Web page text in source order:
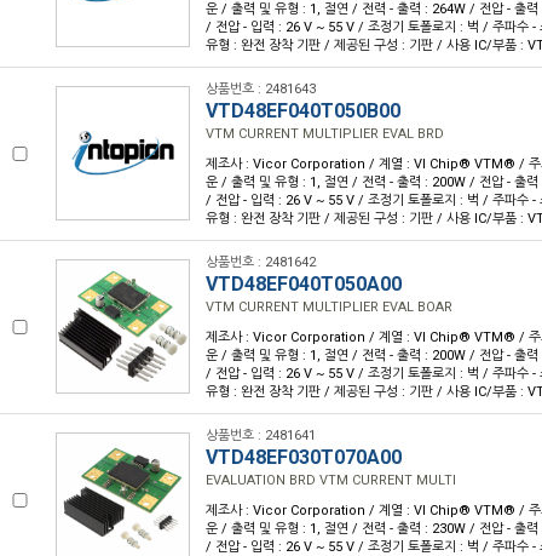
운 / 출력 및 유형 : 1, 절연 / 전력 - 출력 : 264W / 전압 - 출
/ 전압 - 입력 : 26 V ~ 55 V / 조정기 토폴로지 : 벅 / 주파수
유형 : 완전 장착 기판 / 제공된 구성 : 기판 / 사용 IC/부품 :
상품번호 : 2481643
VTD48EF040T050B00
VTM CURRENT MULTIPLIER EVAL BRD
제조사 : Vicor Corporation / 계열 : VI Chip® VTM® / 주
운 / 출력 및 유형 : 1, 절연 / 전력 - 출력 : 200W / 전압 - 출
/ 전압 - 입력 : 26 V ~ 55 V / 조정기 토폴로지 : 벅 / 주파수
유형 : 완전 장착 기판 / 제공된 구성 : 기판 / 사용 IC/부품 :
상품번호 : 2481642
VTD48EF040T050A00
VTM CURRENT MULTIPLIER EVAL BOAR
제조사 : Vicor Corporation / 계열 : VI Chip® VTM® / 주
운 / 출력 및 유형 : 1, 절연 / 전력 - 출력 : 200W / 전압 - 출
/ 전압 - 입력 : 26 V ~ 55 V / 조정기 토폴로지 : 벅 / 주파수
유형 : 완전 장착 기판 / 제공된 구성 : 기판 / 사용 IC/부품 :
상품번호 : 2481641
VTD48EF030T070A00
EVALUATION BRD VTM CURRENT MULTI
제조사 : Vicor Corporation / 계열 : VI Chip® VTM® / 주
운 / 출력 및 유형 : 1, 절연 / 전력 - 출력 : 230W / 전압 - 출
/ 전압 - 입력 : 26 V ~ 55 V / 조정기 토폴로지 : 벅 / 주파수